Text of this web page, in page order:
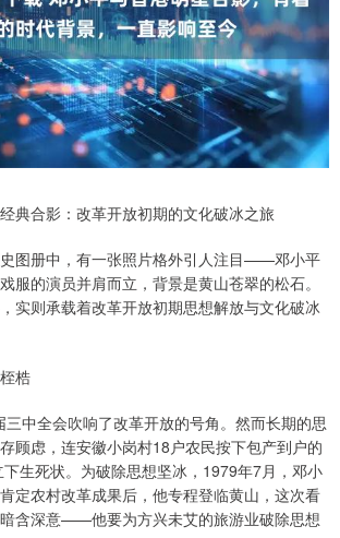
典合影：改革开放初期的文化破冰之旅
图册中，有一张照片格外引人注目——邓小平
服的演员并肩而立，背景是黄山苍翠的松石。
实则承载着改革开放初期思想解放与文化破冰
梏
中全会吹响了改革开放的号角。然而长期的思
顾虑，连安徽小岗村18户农民按下包产到户的
生死状。为破除思想坚冰，1979年7月，邓小
定农村改革成果后，他专程登临黄山，这次看
含深意——他要为方兴未艾的旅游业破除思想